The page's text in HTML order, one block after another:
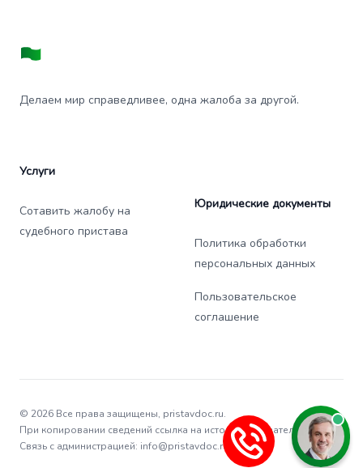
Делаем мир справедливее, одна жалоба за другой.
Услуги
Сотавить жалобу на
судебного пристава
Юридические документы
Политика обработки
персональных данных
Пользовательское
соглашение
© 2026 Все права защищены, pristavdoc.ru.
При копировании сведений ссылка на источник обязательна.
Связь с администрацией: info@pristavdoc.ru.